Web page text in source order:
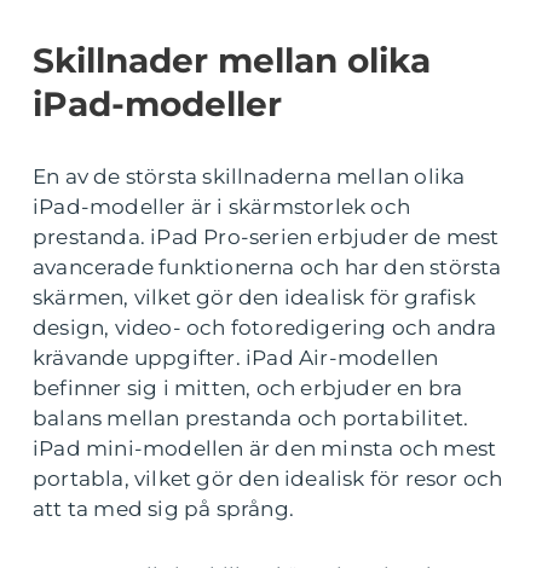
Skillnader mellan olika
iPad-modeller
En av de största skillnaderna mellan olika
iPad-modeller är i skärmstorlek och
prestanda. iPad Pro-serien erbjuder de mest
avancerade funktionerna och har den största
skärmen, vilket gör den idealisk för grafisk
design, video- och fotoredigering och andra
krävande uppgifter. iPad Air-modellen
befinner sig i mitten, och erbjuder en bra
balans mellan prestanda och portabilitet.
iPad mini-modellen är den minsta och mest
portabla, vilket gör den idealisk för resor och
att ta med sig på språng.